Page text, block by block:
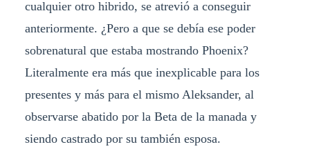
cualquier otro hibrido, se atrevió a conseguir
anteriormente. ¿Pero a que se debía ese poder
sobrenatural que estaba mostrando Phoenix?
Literalmente era más que inexplicable para los
presentes y más para el mismo Aleksander, al
observarse abatido por la Beta de la manada y
siendo castrado por su también esposa.